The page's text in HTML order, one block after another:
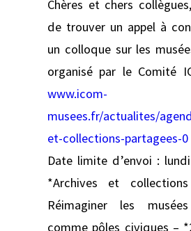
Chères et chers
de trouver un appel à
un colloque sur les
organisé par le Comité
www.icom-
musees.fr/actualites/
et-collections-partagees-0
Date limite d’envoi :
*Archives et
Réimaginer les
comme pôles civiques –